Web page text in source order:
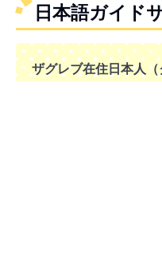
日本語ガイド
ザグレブ在住日本人（